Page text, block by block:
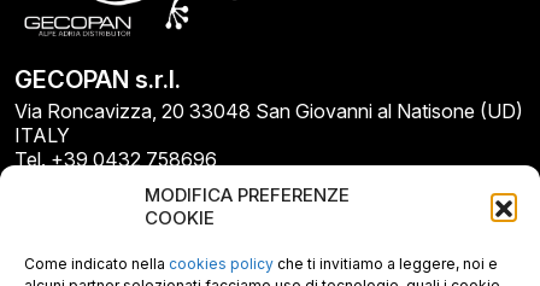
MODIFICA PREFERENZE
COOKIE
Come indicato nella cookies policy che ti invitiamo a leggere, noi e
GECOPAN s.r.l.
Via Roncavizza, 20 33048 San Giovanni al Natisone (UD)
ITALY
Tel. +39 0432 758696
E-mail: info@gecopan.it
E-mail PEC: gecopan@pec.it
P.I. E C.F. 02487660306
N. REA UD 264834
Capitale sociale € 30.000